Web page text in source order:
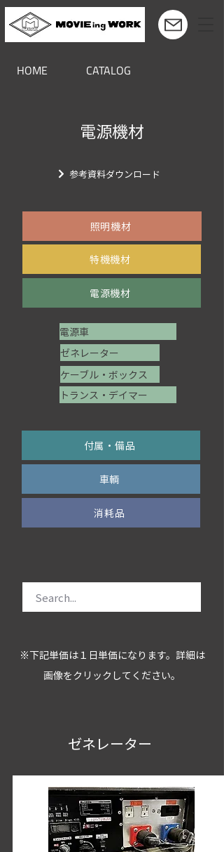
ゼネレーター
※下記単価は１日単価になります。詳細は
画像をクリックしてください。
HOME CATALOG
​特機機材
電源機材
付属・備品
消耗品
車輌
照明機材
トランス・デイマー
ケーブル・ボックス
ゼネレーター
電源車
参考資料ダウンロード
電源機材